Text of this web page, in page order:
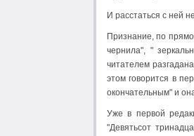
И расстаться с ней
Признание, по
чернила", "
читателем
этом говорится в
окончательным" и
Уже в первой
"Девятьсот